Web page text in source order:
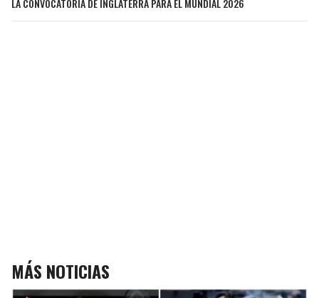
LA CONVOCATORIA DE INGLATERRA PARA EL MUNDIAL 2026
MÁS NOTICIAS